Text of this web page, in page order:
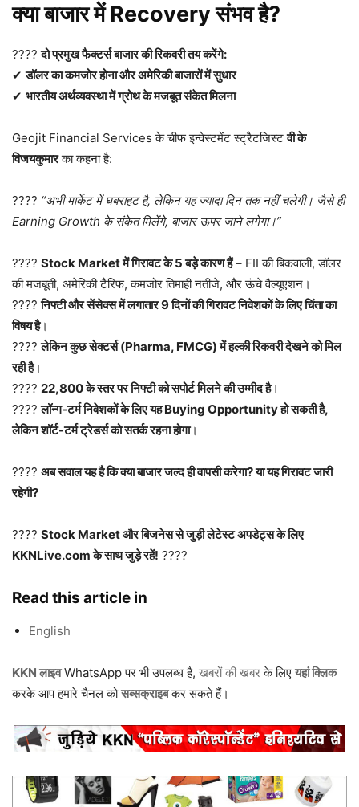
क्या बाजार में Recovery संभव है?
????दो प्रमुख फैक्टर्स बाजार की रिकवरी तय करेंगे:
✔डॉलर का कमजोर होना और अमेरिकी बाजारों में सुधार
✔ भारतीय अर्थव्यवस्था में ग्रोथ के मजबूत संकेत मिलना
Geojit Financial Services के चीफ इन्वेस्टमेंट स्ट्रैटजिस्टवी के
विजयकुमारका कहना है:
????️ “अभी मार्केट में घबराहट है, लेकिन यह ज्यादा दिन तक नहीं चलेगी। जैसे ही
Earning Growth के संकेत मिलेंगे, बाजार ऊपर जाने लगेगा।”
???? Stock Market में गिरावट के 5 बड़े कारण हैं– FII की बिकवाली, डॉलर
की मजबूती, अमेरिकी टैरिफ, कमजोर तिमाही नतीजे, और ऊंचे वैल्यूएशन।
????निफ्टी और सेंसेक्स में लगातार 9 दिनों की गिरावट निवेशकों के लिए चिंता का
विषय है।
????लेकिन कुछ सेक्टर्स (Pharma, FMCG) में हल्की रिकवरी देखने को मिल
रही है।
???? 22,800 के स्तर पर निफ्टी को सपोर्ट मिलने की उम्मीद है।
????लॉन्ग-टर्म निवेशकों के लिए यह Buying Opportunity हो सकती है,
लेकिन शॉर्ट-टर्म ट्रेडर्स को सतर्क रहना होगा।
???? अब सवाल यह है कि क्या बाजार जल्द ही वापसी करेगा? या यह गिरावट जारी
रहेगी?
???? Stock Market और बिजनेस से जुड़ी लेटेस्ट अपडेट्स के लिए
KKNLive.com के साथ जुड़े रहें! ????
Read this article in
English
KKN लाइवWhatsApp पर भी उपलब्ध है, खबरों की खबरके लिए यहां क्लिक
करके आप हमारे चैनल कोसब्सक्राइबकर सकते हैं।